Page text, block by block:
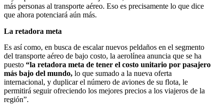
más personas al transporte aéreo. Eso es precisamente lo que dice
que ahora potenciará aún más.
La retadora meta
Es así como, en busca de escalar nuevos peldaños en el segmento
del transporte aéreo de bajo costo, la aerolínea anuncia que se ha
puesto “la retadora meta de tener el costo unitario por pasajero
más bajo del mundo, lo que sumado a la nueva oferta
internacional, y duplicar el número de aviones de su flota, le
permitirá seguir ofreciendo los mejores precios a los viajeros de la
región”.